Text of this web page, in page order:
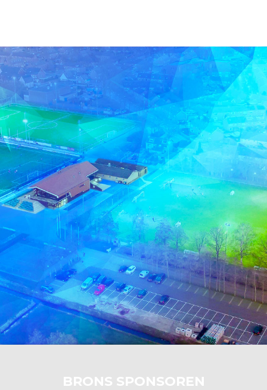
BRONS SPONSOREN